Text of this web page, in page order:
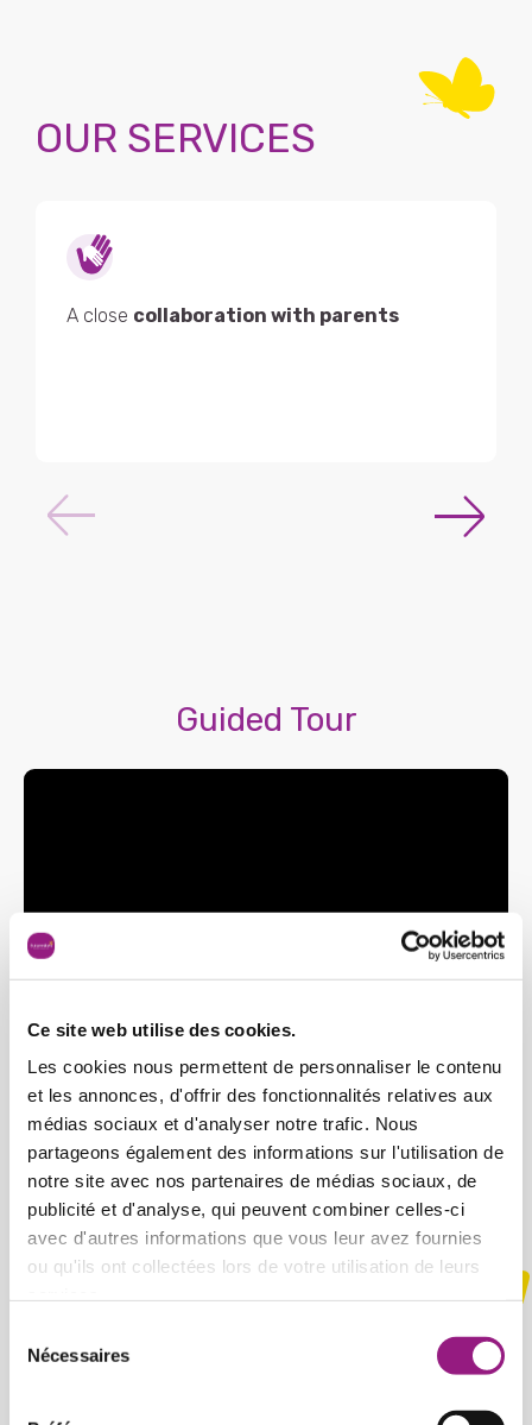
Ce site web utilise des cookies.
Les cookies nous permettent de personnaliser le contenu
et les annonces, d'offrir des fonctionnalités relatives aux
médias sociaux et d'analyser notre trafic. Nous
partageons également des informations sur l'utilisation de
notre site avec nos partenaires de médias sociaux, de
publicité et d'analyse, qui peuvent combiner celles-ci
avec d'autres informations que vous leur avez fournies
ou qu'ils ont collectées lors de votre utilisation de leurs
Nécessaires
OUR SERVICES
A close collaboration with parents
Guided Tour
Our Daycare in Pictures